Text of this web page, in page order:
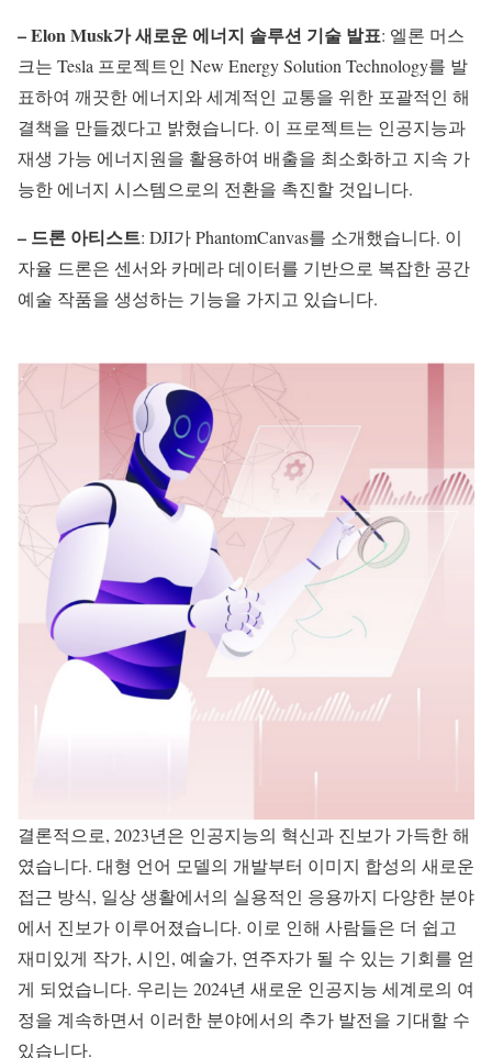
– Elon Musk가 새로운 에너지 솔루션 기술 발표: 엘론 머스
크는 Tesla 프로젝트인 New Energy Solution Technology를 발
표하여 깨끗한 에너지와 세계적인 교통을 위한 포괄적인 해
결책을 만들겠다고 밝혔습니다. 이 프로젝트는 인공지능과
재생 가능 에너지원을 활용하여 배출을 최소화하고 지속 가
능한 에너지 시스템으로의 전환을 촉진할 것입니다.
– 드론 아티스트: DJI가 PhantomCanvas를 소개했습니다. 이
자율 드론은 센서와 카메라 데이터를 기반으로 복잡한 공간
예술 작품을 생성하는 기능을 가지고 있습니다.
결론적으로, 2023년은 인공지능의 혁신과 진보가 가득한 해
였습니다. 대형 언어 모델의 개발부터 이미지 합성의 새로운
접근 방식, 일상 생활에서의 실용적인 응용까지 다양한 분야
에서 진보가 이루어졌습니다. 이로 인해 사람들은 더 쉽고
재미있게 작가, 시인, 예술가, 연주자가 될 수 있는 기회를 얻
게 되었습니다. 우리는 2024년 새로운 인공지능 세계로의 여
정을 계속하면서 이러한 분야에서의 추가 발전을 기대할 수
있습니다.